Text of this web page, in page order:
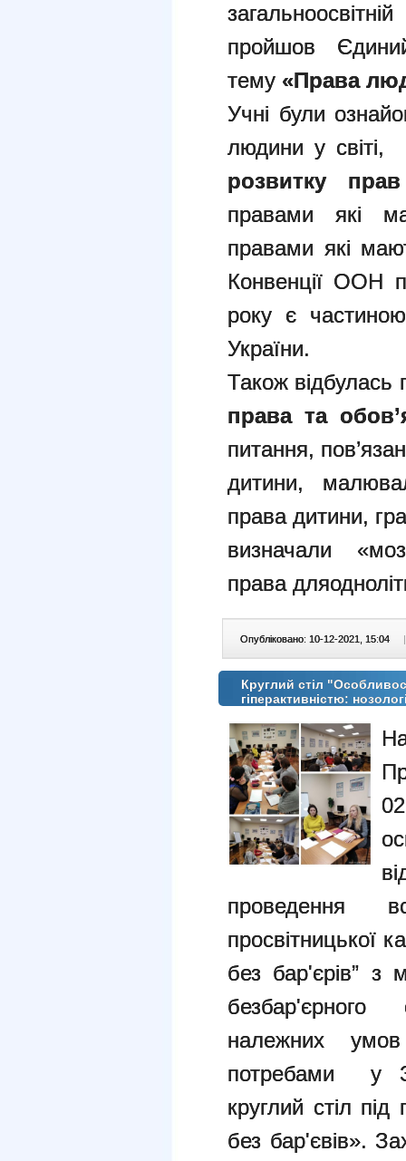
пройшов
тему «Права
Учні були
людини у
розвитку
правами які
правами які
Конвенції ООН
року є частиною
України.
Також відбулась
права та
питання,
дитини,
права дитини,
визначали
права
Опубліковано: 10-12-2021, 15:04
Круглий стіл
гіперактивністю:
проведення
просвітницької
без бар'єрів” з
належних
потребами у
круглий стіл
без бар'євів».